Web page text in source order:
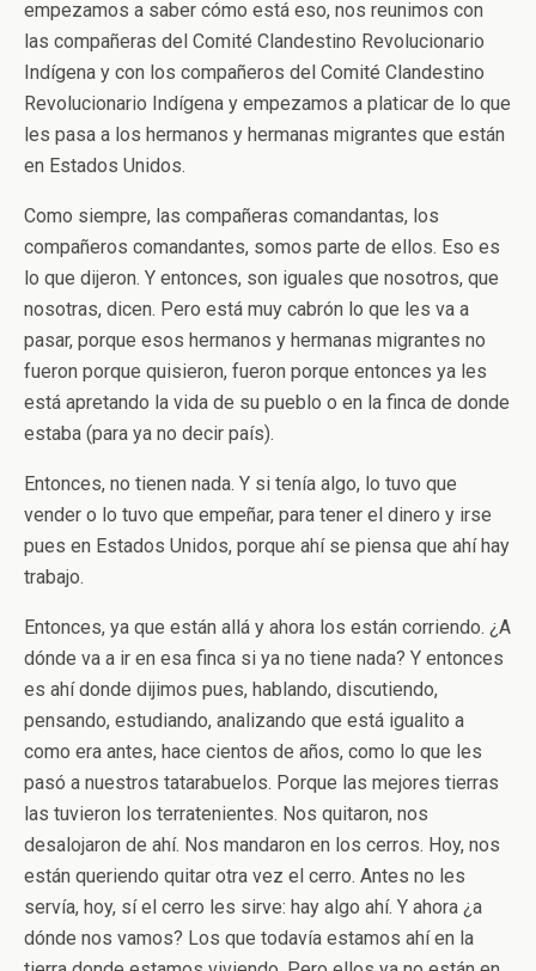
empezamos a saber cómo está eso, nos reunimos con
las compañeras del Comité Clandestino Revolucionario
Indígena y con los compañeros del Comité Clandestino
Revolucionario Indígena y empezamos a platicar de lo que
les pasa a los hermanos y hermanas migrantes que están
en Estados Unidos.
Como siempre, las compañeras comandantas, los
compañeros comandantes, somos parte de ellos. Eso es
lo que dijeron. Y entonces, son iguales que nosotros, que
nosotras, dicen. Pero está muy cabrón lo que les va a
pasar, porque esos hermanos y hermanas migrantes no
fueron porque quisieron, fueron porque entonces ya les
está apretando la vida de su pueblo o en la finca de donde
estaba (para ya no decir país).
Entonces, no tienen nada. Y si tenía algo, lo tuvo que
vender o lo tuvo que empeñar, para tener el dinero y irse
pues en Estados Unidos, porque ahí se piensa que ahí hay
trabajo.
Entonces, ya que están allá y ahora los están corriendo. ¿A
dónde va a ir en esa finca si ya no tiene nada? Y entonces
es ahí donde dijimos pues, hablando, discutiendo,
pensando, estudiando, analizando que está igualito a
como era antes, hace cientos de años, como lo que les
pasó a nuestros tatarabuelos. Porque las mejores tierras
las tuvieron los terratenientes. Nos quitaron, nos
desalojaron de ahí. Nos mandaron en los cerros. Hoy, nos
están queriendo quitar otra vez el cerro. Antes no les
servía, hoy, sí el cerro les sirve: hay algo ahí. Y ahora ¿a
dónde nos vamos? Los que todavía estamos ahí en la